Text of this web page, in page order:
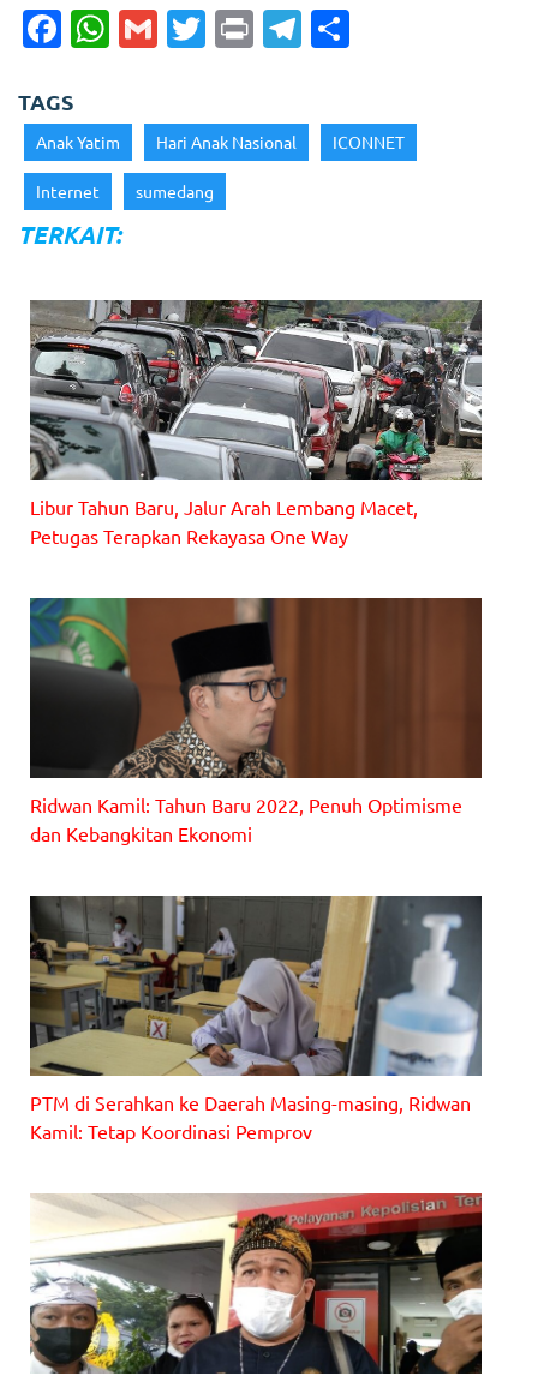
F
a
c
e
b
o
o
k
W
h
ts
A
p
p
G
m
l
T
w
er
Pr
in
T
el
gre
TAGS
Anak Yatim Hari Anak Nasional ICONNET
Internet sumedang
TERKAIT:
Sabtu (1/1/2022).
Libur Tahun Baru, Jalur Arah Lembang Macet,
Petugas Terapkan Rekayasa One Way
Ridwan Kamil: Tahun Baru 2022, Penuh Optimisme
dan Kebangkitan Ekonomi
PTM di Serahkan ke Daerah Masing-masing, Ridwan
Kamil: Tetap Koordinasi Pemprov